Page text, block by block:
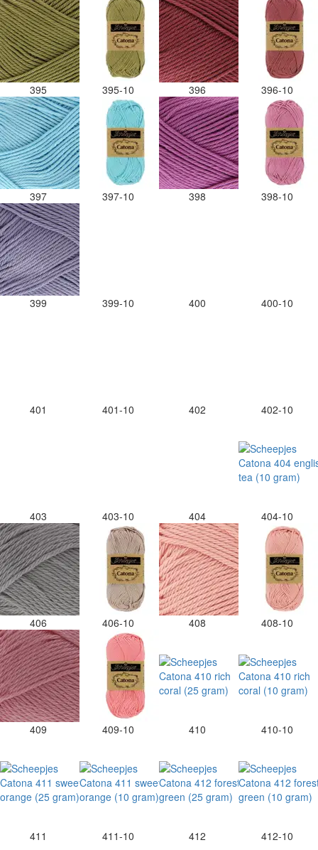
395 395-10 396 396-10
397 397-10 398 398-10
399 399-10 400 400-10
401 401-10 402 402-10
403 403-10 404 404-10
406 406-10 408 408-10
409 409-10 410 410-10
411 411-10 412 412-10